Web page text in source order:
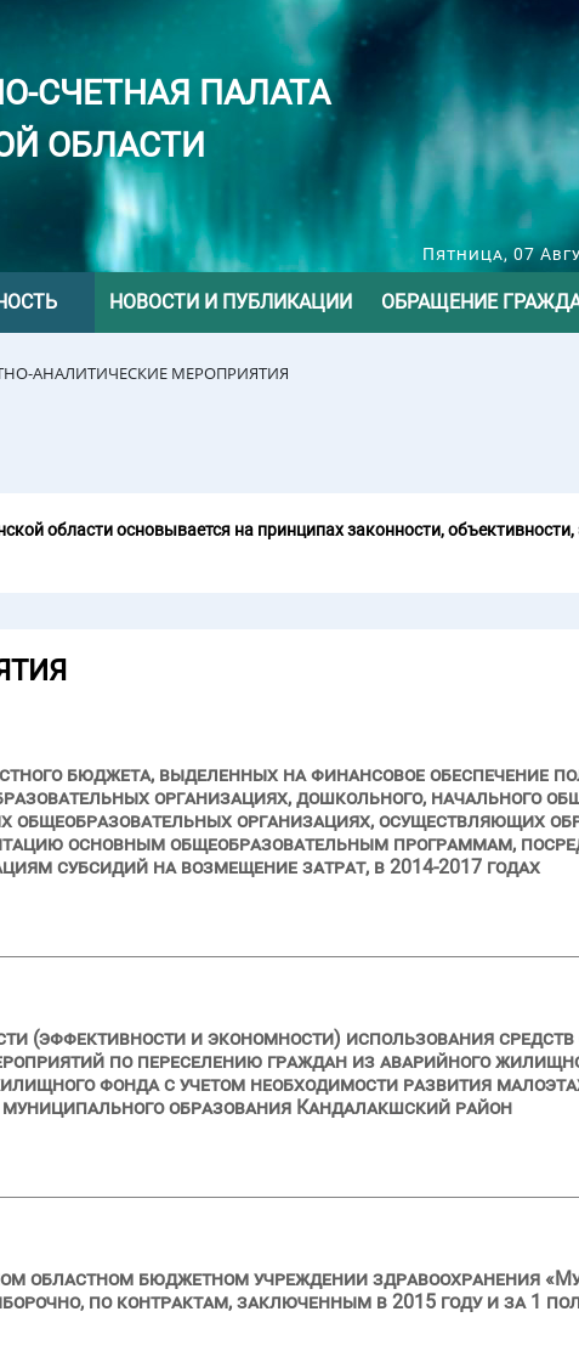
СЧЕТНАЯ ПАЛАТА
ОБЛАСТИ
Пятница, 07
НОВОСТИ И ПУБЛИКАЦИИ ОБРАЩЕНИЕ
АНАЛИТИЧЕСКИЕ МЕРОПРИЯТИЯ
области основывается на принципах законности,
бюджета, выделенных на финансовое обеспечение
организациях, дошкольного, начального
общеобразовательных организациях, осуществляющих
основным общеобразовательным программам,
субсидий на возмещение затрат, в 2014-2017 годах
(эффективности и экономности) использования
по переселению граждан из аварийного
фонда с учетом необходимости развития
образования Кандалакшский район
областном бюджетном учреждении здравоохранения
по контрактам, заключенным в 2015 году и за 1